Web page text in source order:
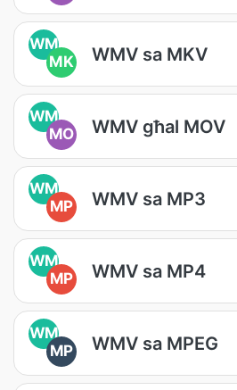
WM
MK
WMV sa MKV
WM
MO
WMV għal MOV
WM
MP
WMV sa MP3
WM
MP
WMV sa MP4
WM
MP
WMV sa MPEG